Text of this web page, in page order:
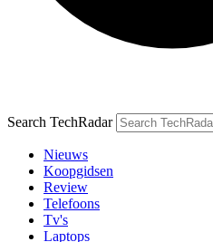
Search TechRadar
Nieuws
Koopgidsen
Review
Telefoons
Tv's
Laptops